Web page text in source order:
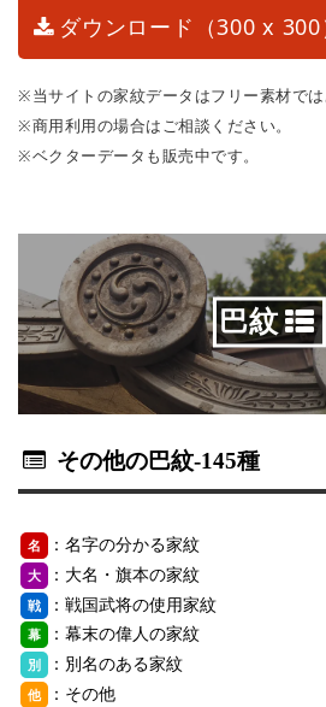
ダウンロード（300 x 300
※当サイトの家紋データはフリー素材では
※商用利用の場合はご相談ください。
※ベクターデータも販売中です。
巴紋
その他の巴紋-145種
名 ：名字の分かる家紋
大 ：大名・旗本の家紋
戦 ：戦国武将の使用家紋
幕 ：幕末の偉人の家紋
別 ：別名のある家紋
他 ：その他